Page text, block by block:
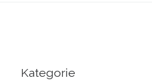
Kategorie